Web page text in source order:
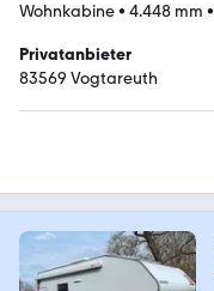
Wohnkabine• 4.448 mm •
Privatanbieter
83569 Vogtareuth